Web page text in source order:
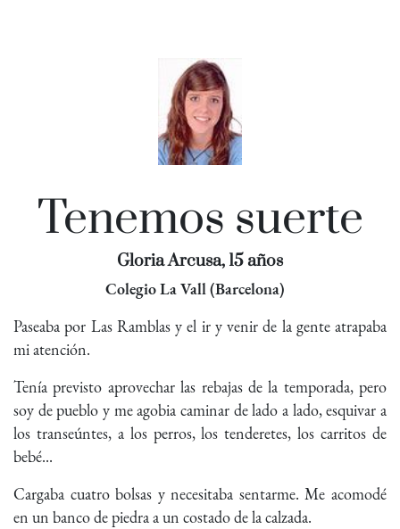
Tenemos suerte
Gloria Arcusa, 15 años
Colegio La Vall (Barcelona)
Paseaba por Las Ramblas y el ir y venir de la gente atrapaba
mi atención.
Tenía previsto aprovechar las rebajas de la temporada, pero
soy de pueblo y me agobia caminar de lado a lado, esquivar a
los transeúntes, a los perros, los tenderetes, los carritos de
bebé...
Cargaba cuatro bolsas y necesitaba sentarme. Me acomodé
en un banco de piedra a un costado de la calzada.